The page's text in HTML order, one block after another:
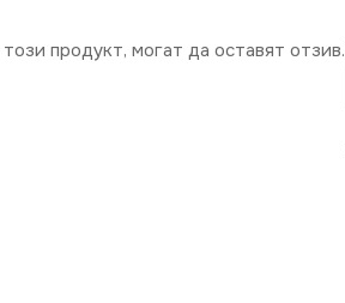
продукт, могат да оставят отзив.